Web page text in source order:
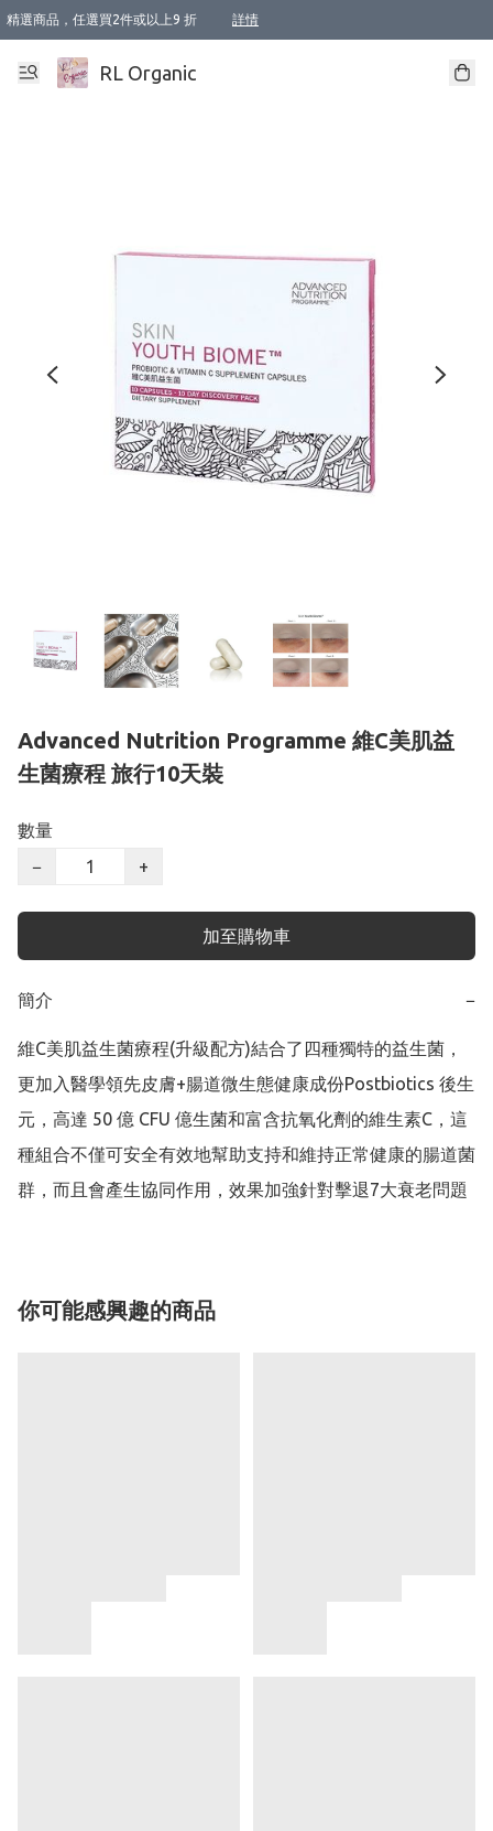
精選商品，任選買2件或以上9 折 詳情
XI周年優惠【新品自由選2件88折/3件85折】
XI周年優惠【Chakra 脈輪平衡自由選2件9折/3件85折/5件8折】
Florame 肌底自由選 2支9折 3支85折
XI周年優惠【蟲蟲退散 · 防衛結界﹞系列2件9折】
Sunki 任選2件95折
BIOFFICINA TOSCANA 任選2支9折 3支85折
Lamav 任選1件9折 2件85折
Mukti Organics 指定產品任選1件9折, 2件88折 3件85折
Intelligent Nutrients Skincare 任選2件9折
deodorant 任選2件88折
化妝品 任選2件95折
XI周年優惠【身心靈單品 任選2件9折/3件85折/5件8折】
XI周年優惠 【精油/香水 任選2件9折/3件85折/5件8折】
XI周年優惠【「關節到肌膚」全效養護 BODY OIL 組2件88折/3件85折】
XI周年優惠【夏日有機物理防曬套裝2件88折】
XI周年優惠【夏日潔面隨意選2件88折/3件85折】
XI周年優惠【逆齡奇蹟抗氧 11 自由選2件88折/3件85折/4件或以上8折】
新會員首次購物即享全單 95 折優惠！
成為VIP / VVIP 可享有生日月現金扣減獎賞優惠 !! 記得去賬户資料填上生日日期啦 !
選用順豐速運，滿$500 免運費
本地速遞 京東 送住宅/ 工商地址 $400 免運費
澳門訂單選用順豐速運，滿$800 免運費
RL Organic
Advanced Nutrition Programme 維C美肌益
生菌療程 旅行10天裝
數量
−
+
加至購物車
簡介 −
維C美肌益生菌療程(升級配方)結合了四種獨特的益生菌，
更加入醫學領先皮膚+腸道微生態健康成份Postbiotics 後生
元，高達 50 億 CFU 億生菌和富含抗氧化劑的維生素C，這
種組合不僅可安全有效地幫助支持和維持正常健康的腸道菌
群，而且會產生協同作用，效果加強針對擊退7大衰老問題
你可能感興趣的商品